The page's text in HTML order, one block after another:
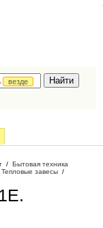
везде
/ Бытовая техника
Тепловые завесы /
.